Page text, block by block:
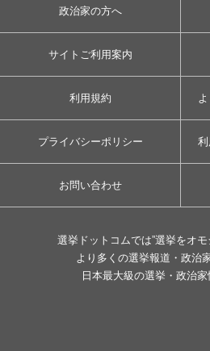
政治家の方へ
サイトご利用案内
利用規約
プライバシーポリシー
お問い合わせ
選挙ドットコムでは”選挙をオモ
より多くの選挙報道・政治
日本最大級の選挙・政治